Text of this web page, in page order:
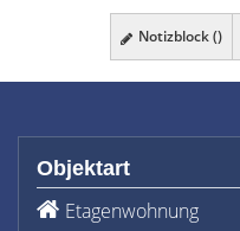
Notizblock ()
Objektart
Etagenwohnung